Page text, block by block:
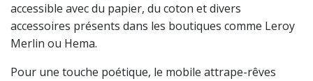
accessible avec du papier, du coton et divers
accessoires présents dans les boutiques comme Leroy
Merlin ou Hema.
Pour une touche poétique, le mobile attrape-rêves